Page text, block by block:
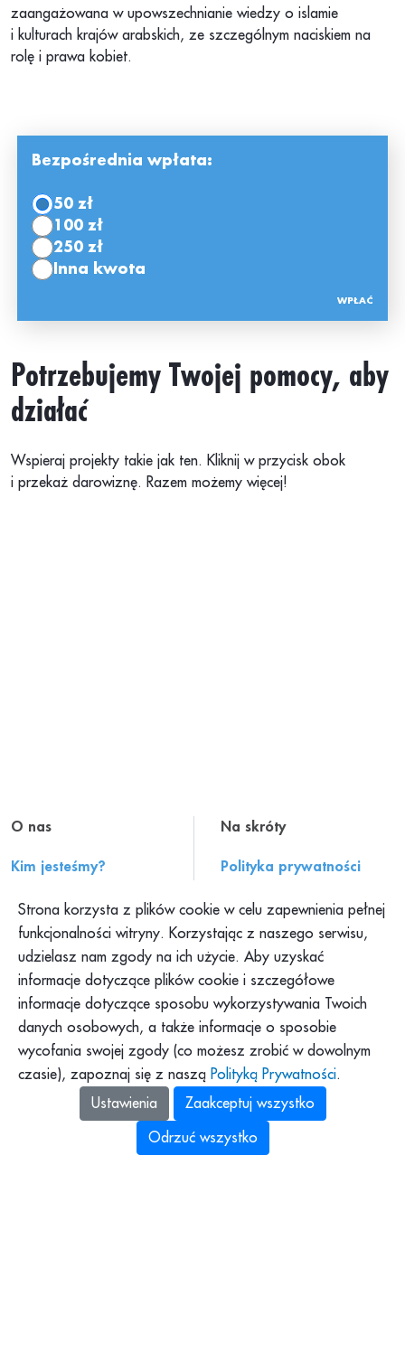
zaangażowana w upowszechnianie wiedzy o islamie
i kulturach krajów arabskich, ze szczególnym naciskiem na
rolę i prawa kobiet.
Potrzebujemy Twojej pomocy, aby
działać
Wspieraj projekty takie jak ten. Kliknij w przycisk obok
i przekaż darowiznę. Razem możemy więcej!
Bezpośrednia wpłata:
50 zł
100 zł
250 zł
Inna kwota
O nas
Kim jesteśmy?
Konteksty PAH
Klub PAH
Program Pajacyk
Platforma DOM
Platforma Pomagamy
Zbiórki Siepomaga
Na skróty
Polityka prywatności
Składanie skarg
Dokumenty
Praca w PAH
Dla mediów
Podkast PAH: „Tolerancja
to za mało”
Strona korzysta z plików cookie w celu zapewnienia pełnej
funkcjonalności witryny. Korzystając z naszego serwisu,
udzielasz nam zgody na ich użycie. Aby uzyskać
informacje dotyczące plików cookie i szczegółowe
informacje dotyczące sposobu wykorzystywania Twoich
danych osobowych, a także informacje o sposobie
wycofania swojej zgody (co możesz zrobić w dowolnym
czasie), zapoznaj się z naszą Polityką Prywatności.
Ustawienia
Zaakceptuj wszystko
Odrzuć wszystko